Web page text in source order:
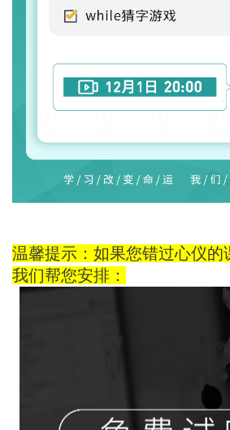
温馨提示：如果您错过心仪的
我们帮您安排：